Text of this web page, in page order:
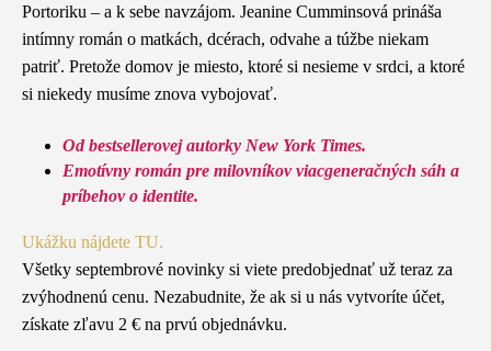
Portoriku – a k sebe navzájom. Jeanine Cumminsová prináša
intímny román o matkách, dcérach, odvahe a túžbe niekam
patriť. Pretože domov je miesto, ktoré si nesieme v srdci, a ktoré
si niekedy musíme znova vybojovať.
Od bestsellerovej autorky New York Times.
Emotívny román pre milovníkov viacgeneračných sáh a
príbehov o identite.
Ukážku nájdete TU.
Všetky septembrové novinky si viete predobjednať už teraz za
zvýhodnenú cenu. Nezabudnite, že ak si u nás vytvoríte účet,
získate zľavu 2 € na prvú objednávku.